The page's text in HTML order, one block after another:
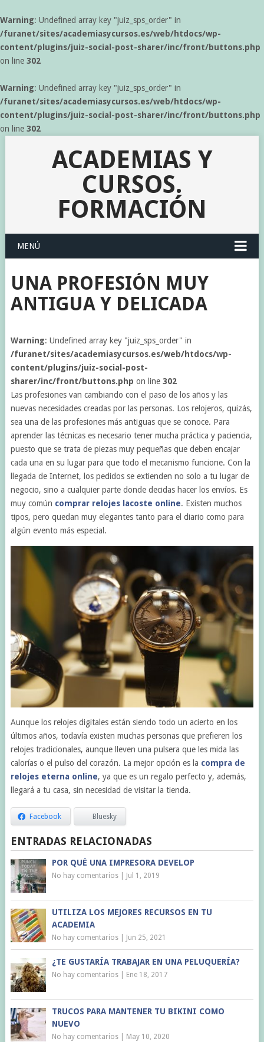
Warning: Undefined array key "juiz_sps_order" in
/furanet/sites/academiasycursos.es/web/htdocs/wp-
content/plugins/juiz-social-post-sharer/inc/front/buttons.php
on line 302
Warning: Undefined array key "juiz_sps_order" in
/furanet/sites/academiasycursos.es/web/htdocs/wp-
content/plugins/juiz-social-post-sharer/inc/front/buttons.php
on line 302
ACADEMIAS Y
CURSOS.
FORMACIÓN
MENÚ
UNA PROFESIÓN MUY
ANTIGUA Y DELICADA
Warning: Undefined array key "juiz_sps_order" in
/furanet/sites/academiasycursos.es/web/htdocs/wp-
content/plugins/juiz-social-post-
sharer/inc/front/buttons.php on line 302
Las profesiones van cambiando con el paso de los años y las
nuevas necesidades creadas por las personas. Los relojeros, quizás,
sea una de las profesiones más antiguas que se conoce. Para
aprender las técnicas es necesario tener mucha práctica y paciencia,
puesto que se trata de piezas muy pequeñas que deben encajar
cada una en su lugar para que todo el mecanismo funcione. Con la
llegada de Internet, los pedidos se extienden no solo a tu lugar de
negocio, sino a cualquier parte donde decidas hacer los envíos. Es
muy común comprar relojes lacoste online. Existen muchos
tipos, pero quedan muy elegantes tanto para el diario como para
algún evento más especial.
Aunque los relojes digitales están siendo todo un acierto en los
últimos años, todavía existen muchas personas que prefieren los
relojes tradicionales, aunque lleven una pulsera que les mida las
calorías o el pulso del corazón. La mejor opción es la compra de
relojes eterna online, ya que es un regalo perfecto y, además,
llegará a tu casa, sin necesidad de visitar la tienda.
Facebook Bluesky
ENTRADAS RELACIONADAS
POR QUÉ UNA IMPRESORA DEVELOP
No hay comentarios| Jul 1, 2019
UTILIZA LOS MEJORES RECURSOS EN TU
ACADEMIA
No hay comentarios| Jun 25, 2021
¿TE GUSTARÍA TRABAJAR EN UNA PELUQUERÍA?
No hay comentarios| Ene 18, 2017
TRUCOS PARA MANTENER TU BIKINI COMO
NUEVO
No hay comentarios| May 10, 2020